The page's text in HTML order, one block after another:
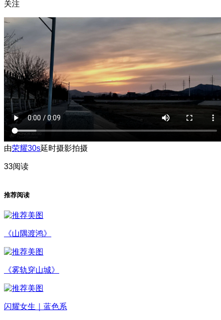
关注
由荣耀30s延时摄影拍摄
33阅读
推荐阅读
《山隅渡鸿》
《雾轨穿山城》
闪耀女生｜蓝色系